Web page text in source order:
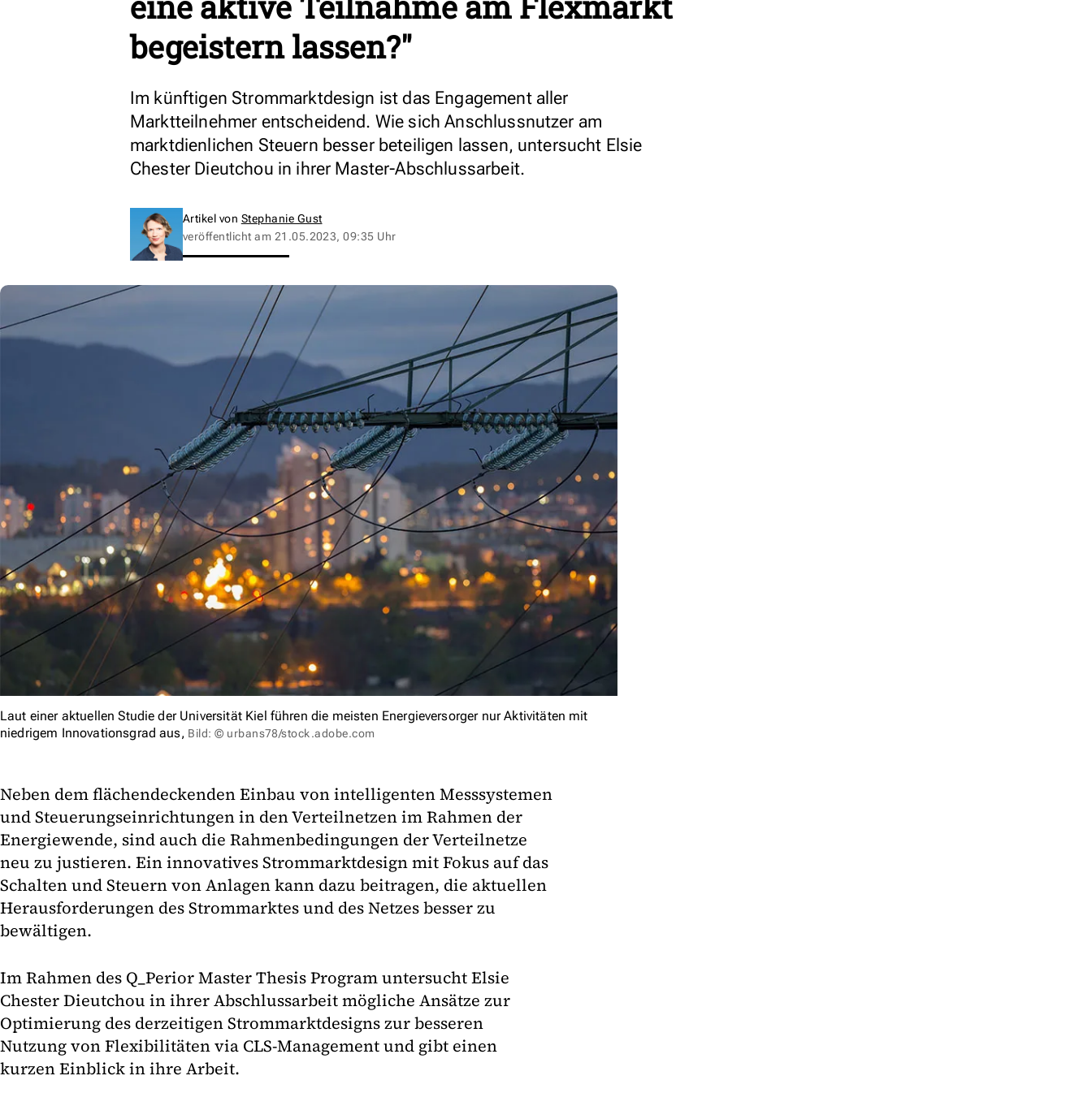
begeistern lassen?"
Im künftigen Strommarktdesign ist das Engagement aller
Marktteilnehmer entscheidend. Wie sich Anschlussnutzer am
marktdienlichen Steuern besser beteiligen lassen, untersucht Elsie
Chester Dieutchou in ihrer Master-Abschlussarbeit.
Artikel von Stephanie Gust
veröffentlicht am 21.05.2023, 09:35 Uhr
Laut einer aktuellen Studie der Universität Kiel führen die meisten Energieversorger nur Aktivitäten mit
niedrigem Innovationsgrad aus, Bild: © urbans78/stock.adobe.com
Neben dem flächendeckenden Einbau von intelligenten Messsystemen
und Steuerungseinrichtungen in den Verteilnetzen im Rahmen der
Energiewende, sind auch die Rahmenbedingungen der Verteilnetze
neu zu justieren. Ein innovatives Strommarktdesign mit Fokus auf das
Schalten und Steuern von Anlagen kann dazu beitragen, die aktuellen
Herausforderungen des Strommarktes und des Netzes besser zu
bewältigen.
Im Rahmen des Q_Perior Master Thesis Program untersucht Elsie
Chester Dieutchou in ihrer Abschlussarbeit mögliche Ansätze zur
Optimierung des derzeitigen Strommarktdesigns zur besseren
Nutzung von Flexibilitäten via CLS-Management und gibt einen
kurzen Einblick in ihre Arbeit.